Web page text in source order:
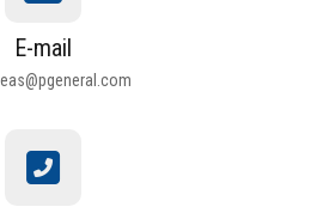
E-mail